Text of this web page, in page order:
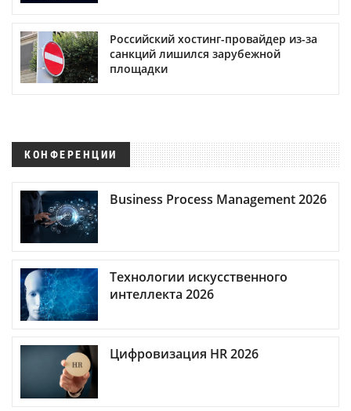
Российский хостинг-провайдер из-за
санкций лишился зарубежной
площадки
КОНФЕРЕНЦИИ
Business Process Management 2026
Технологии искусственного
интеллекта 2026
Цифровизация HR 2026